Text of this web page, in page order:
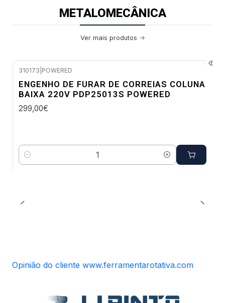
METALOMECÂNICA
Ver mais produtos
310173 POWERED
ENGENHO DE FURAR DE CORREIAS COLUNA
BAIXA 220V PDP25013S POWERED
299,00€
Quantidade
Opinião do cliente www.ferramentarotativa.com